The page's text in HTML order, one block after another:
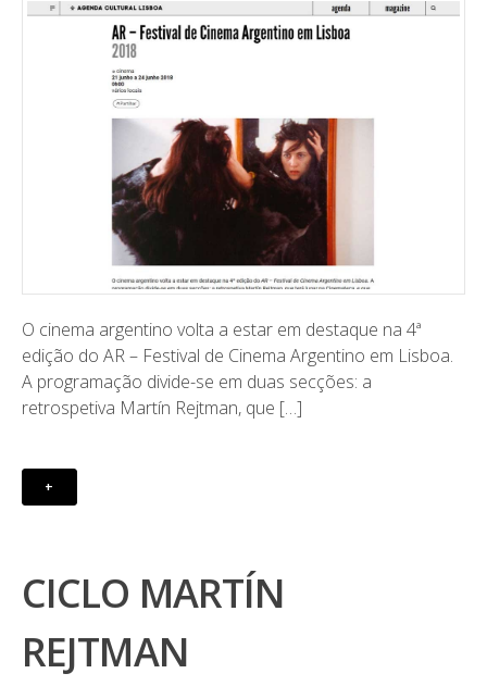
O cinema argentino volta a estar em destaque na 4ª
edição do AR – Festival de Cinema Argentino em Lisboa.
A programação divide-se em duas secções: a
retrospetiva Martín Rejtman, que […]
+
CICLO MARTÍN
REJTMAN